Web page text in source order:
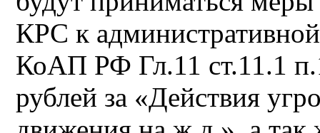
КРС к административной
КоАП РФ Гл.11 ст.11.1
рублей за «Действия